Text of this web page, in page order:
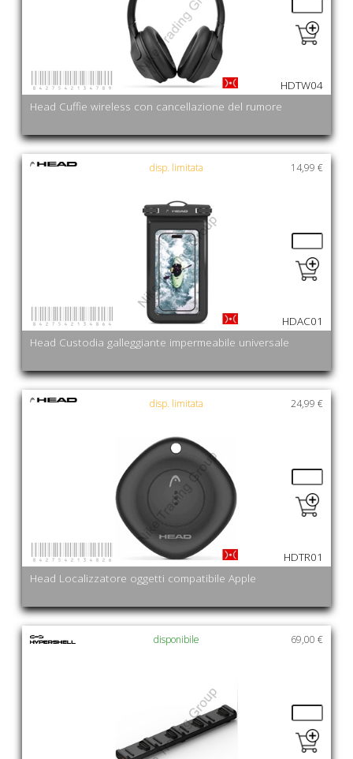
Head Cuffie wireless con cancellazione del rumore
HDTW04
14,99 €
Head Custodia galleggiante impermeabile universale
disp. limitata
HDAC01
24,99 €
Head Localizzatore oggetti compatibile Apple
disp. limitata
HDTR01
69,00 €
disponibile